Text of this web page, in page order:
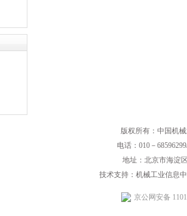
版权所有：中国机
电话：010－
地址：北京市海淀
技术支持：机械工业信息
京公网安备